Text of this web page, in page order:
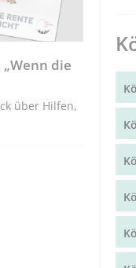
die
über Hilfen,